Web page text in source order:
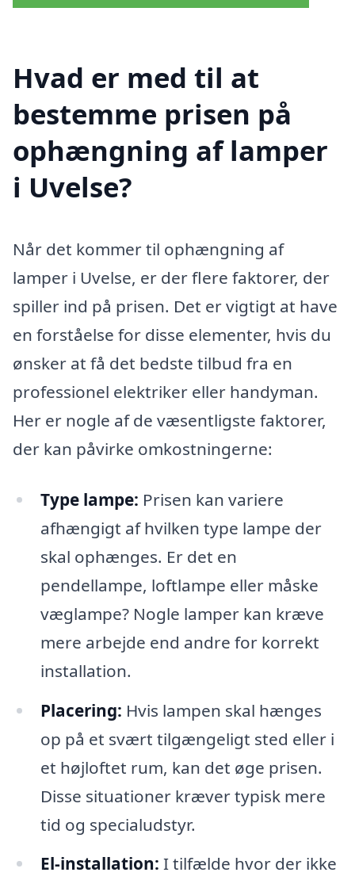
Hvad er med til at
bestemme prisen på
ophængning af lamper
i Uvelse?
Når det kommer til ophængning af
lamper i Uvelse, er der flere faktorer, der
spiller ind på prisen. Det er vigtigt at have
en forståelse for disse elementer, hvis du
ønsker at få det bedste tilbud fra en
professionel elektriker eller handyman.
Her er nogle af de væsentligste faktorer,
der kan påvirke omkostningerne:
Type lampe: Prisen kan variere
afhængigt af hvilken type lampe der
skal ophænges. Er det en
pendellampe, loftlampe eller måske
væglampe? Nogle lamper kan kræve
mere arbejde end andre for korrekt
installation.
Placering: Hvis lampen skal hænges
op på et svært tilgængeligt sted eller i
et højloftet rum, kan det øge prisen.
Disse situationer kræver typisk mere
tid og specialudstyr.
El-installation: I tilfælde hvor der ikke